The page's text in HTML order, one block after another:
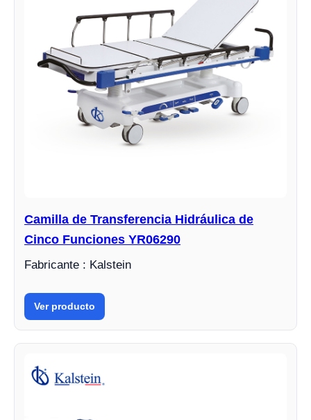
Camilla de Transferencia Hidráulica de
Cinco Funciones YR06290
Fabricante : Kalstein
Ver producto